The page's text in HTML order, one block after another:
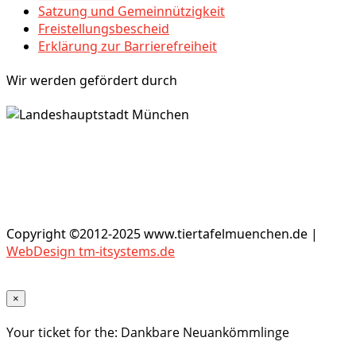
Satzung und Gemeinnützigkeit
Freistellungsbescheid
Erklärung zur Barrierefreiheit
Wir werden gefördert durch
Copyright ©2012-2025 www.tiertafelmuenchen.de |
WebDesign tm-itsystems.de
×
Your ticket for the: Dankbare Neuankömmlinge